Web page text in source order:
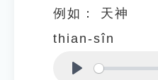
例如：
天神
thian-sîn